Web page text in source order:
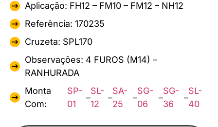
Aplicação: FH12 – FM10 – FM12 – NH12
Referência: 170235
Cruzeta: SPL170
Observações: 4 FUROS (M14) –
RANHURADA
Monta
Com:
SP-
01
–
SL-
12
–
SA-
25
–
SG-
06
–
SG-
36
–
SL-
40